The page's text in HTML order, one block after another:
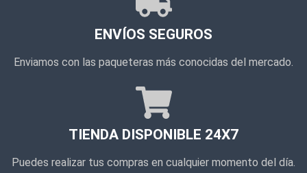
ENVÍOS SEGUROS
Enviamos con las paqueteras más conocidas del mercado.
TIENDA DISPONIBLE 24X7
Puedes realizar tus compras en cualquier momento del día.